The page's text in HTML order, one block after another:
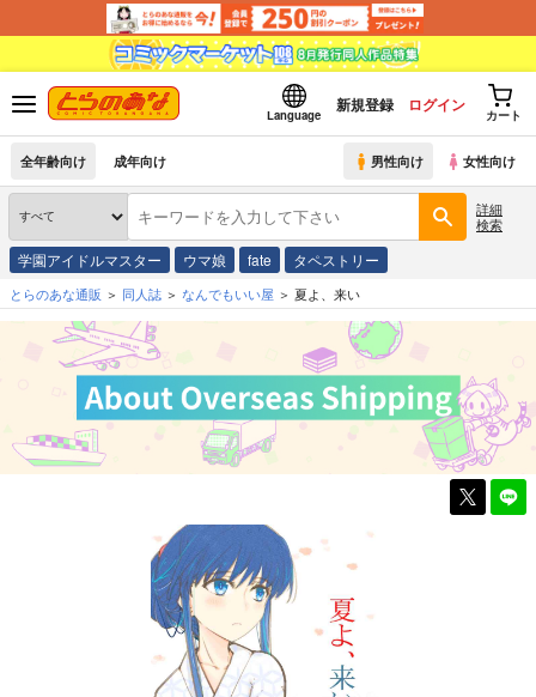
Language
新規登録 ログイン
カート
全年齢向け 成年向け 男性向け 女性向け
詳細
検索
学園アイドルマスター ウマ娘 fate タペストリー
とらのあな通販 同人誌 なんでもいい屋 夏よ、来い